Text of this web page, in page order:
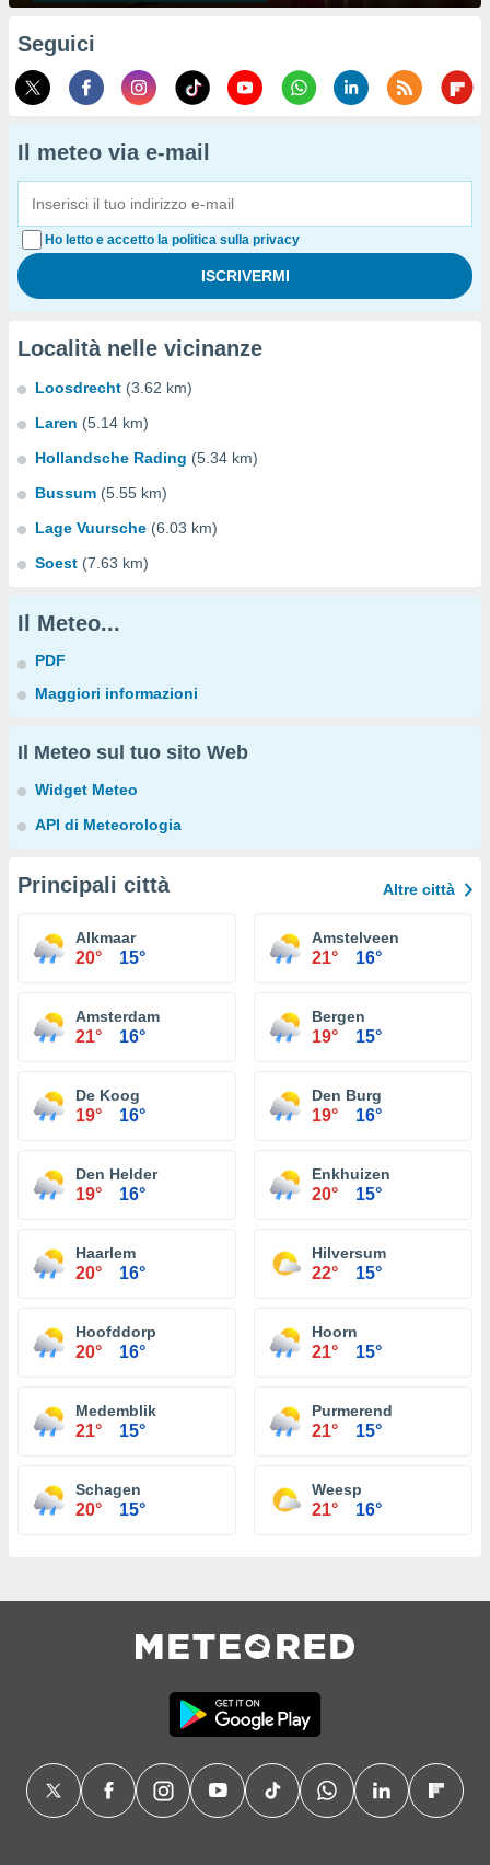
Seguici
Il meteo via e-mail
Ho letto e accetto la politica sulla privacy
Località nelle vicinanze
Loosdrecht (3.62 km)
Laren (5.14 km)
Hollandsche Rading (5.34 km)
Bussum (5.55 km)
Lage Vuursche (6.03 km)
Soest (7.63 km)
Il Meteo...
PDF
Maggiori informazioni
Il Meteo sul tuo sito Web
Widget Meteo
API di Meteorologia
Principali città Altre città
Alkmaar
20° 15°
Amstelveen
21° 16°
Amsterdam
21° 16°
Bergen
19° 15°
De Koog
19° 16°
Den Burg
19° 16°
Den Helder
19° 16°
Enkhuizen
20° 15°
Haarlem
20° 16°
Hilversum
22° 15°
Hoofddorp
20° 16°
Hoorn
21° 15°
Medemblik
21° 15°
Purmerend
21° 15°
Schagen
20° 15°
Weesp
21° 16°